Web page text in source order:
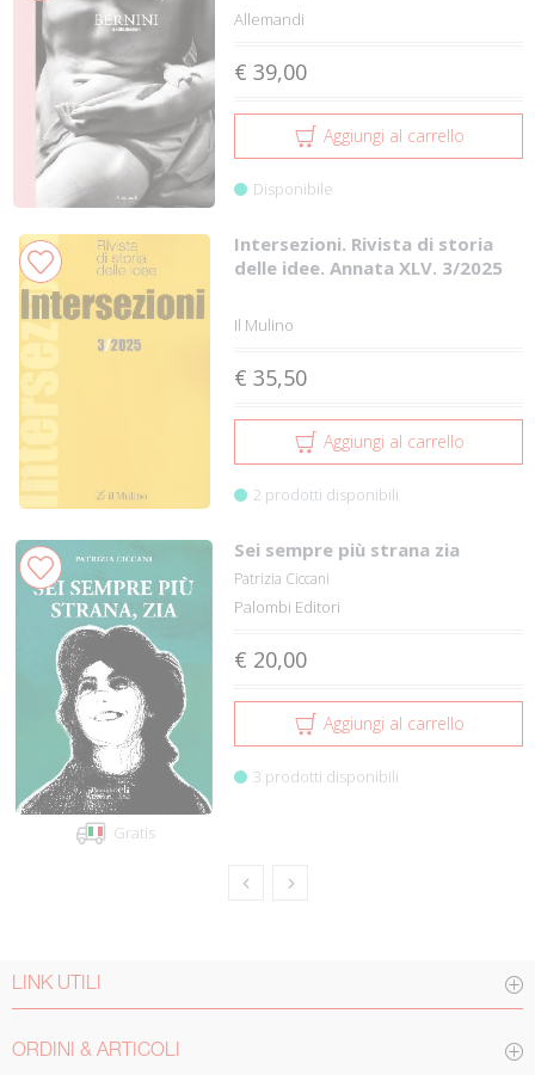
Allemandi
€ 39,00
Aggiungi al carrello
Disponibile
Intersezioni. Rivista di storia
delle idee. Annata XLV. 3/2025
Il Mulino
€ 35,50
Aggiungi al carrello
2 prodotti disponibili
Gratis
Sei sempre più strana zia
Patrizia Ciccani
Palombi Editori
€ 20,00
Aggiungi al carrello
3 prodotti disponibili
LINK UTILI
ORDINI & ARTICOLI